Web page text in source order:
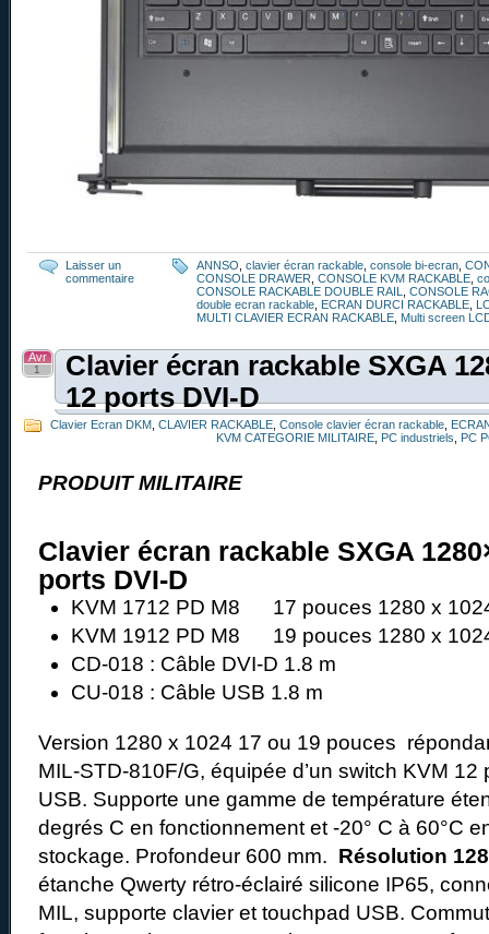
Laisser un
commentaire
ANNSO clavier écran rackable console bi-ecran
CONSOLE DRAWER CONSOLE KVM RACKABLE
CONSOLE RACKABLE DOUBLE RAIL
CONSOLE
double ecran rackable ECRAN DURCI RACKABLE
MULTI CLAVIER ECRAN RACKABLE Multi screen
Clavier écran rackable SXGA
12 ports DVI-D
Avr
1
Clavier Ecran DKM CLAVIER RACKABLE Console clavier écran rackable
KVM CATEGORIE MILITAIRE PC industriels PC
PRODUIT MILITAIRE
Clavier écran rackable SXGA
ports DVI-D
KVM 1712 PD M8 17 pouces 1280 x
KVM 1912 PD M8 19 pouces 1280 x
CD-018 : Câble DVI-D 1.8 m
CU-018 : Câble USB 1.8 m
Version 1280 x 1024 17 ou 19 pouces
MIL-STD-810F/G, équipée d’un switch KVM 12
USB. Supporte une gamme de température
degrés C en fonctionnement et -20° C à 60°C
stockage. Profondeur 600 mm. Résolution
étanche Qwerty rétro-éclairé silicone IP65,
MIL, supporte clavier et touchpad USB.